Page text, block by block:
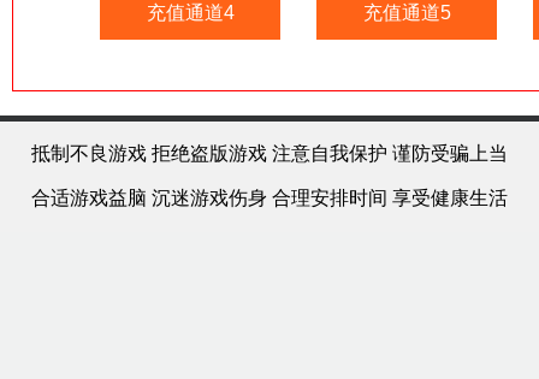
充值通道4 充值通道5
抵制不良游戏 拒绝盗版游戏 注意自我保护 谨防受骗上当
合适游戏益脑 沉迷游戏伤身 合理安排时间 享受健康生活